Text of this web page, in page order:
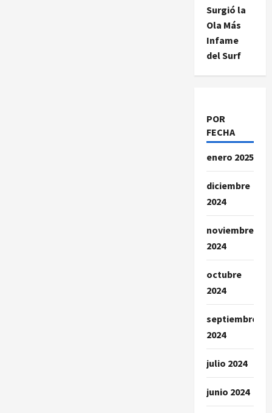
Surgió la
Ola Más
Infame
del Surf
POR
FECHA
enero 2025
diciembre
2024
noviembre
2024
octubre
2024
septiembre
2024
julio 2024
junio 2024